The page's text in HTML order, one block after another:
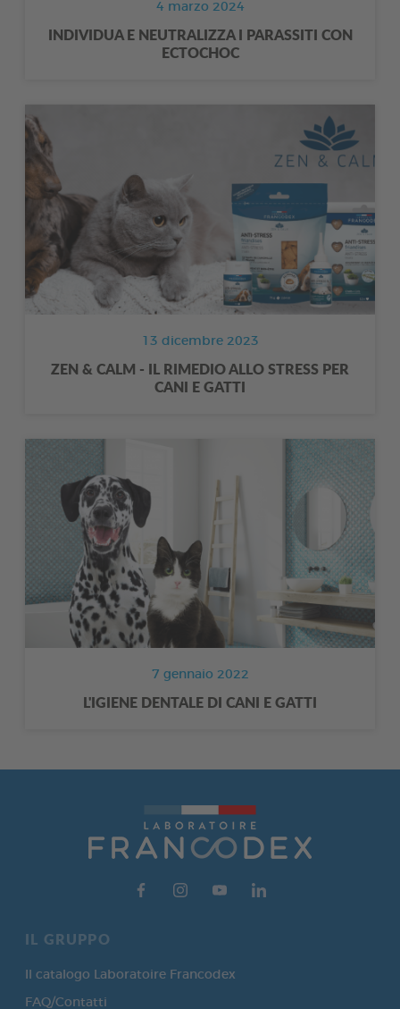
4 marzo 2024
INDIVIDUA E NEUTRALIZZA I PARASSITI CON
ECTOCHOC
13 dicembre 2023
ZEN & CALM - IL RIMEDIO ALLO STRESS PER
CANI E GATTI
7 gennaio 2022
L'IGIENE DENTALE DI CANI E GATTI
IL GRUPPO
Il catalogo Laboratoire Francodex
FAQ/Contatti